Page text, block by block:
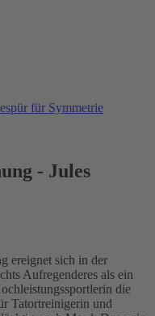
- Jules
ereignet sich in der
Aufregenderes als ein
die
Tatortreinigerin und